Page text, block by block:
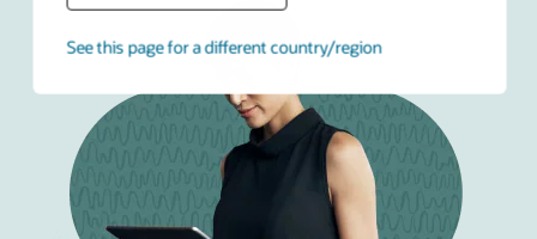
See this page for a different country/region